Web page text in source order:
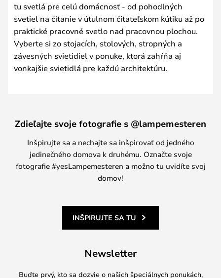
tu svetlá pre celú domácnosť - od pohodlných
svetiel na čítanie v útulnom čitateľskom kútiku až po
praktické pracovné svetlo nad pracovnou plochou.
Vyberte si zo stojacích, stolových, stropných a
závesných svietidiel v ponuke, ktorá zahŕňa aj
vonkajšie svietidlá pre každú architektúru.
Zdieľajte svoje fotografie s @lampemesteren
Inšpirujte sa a nechajte sa inšpirovať od jedného
jedinečného domova k druhému. Označte svoje
fotografie #yesLampemesteren a možno tu uvidíte svoj
domov!
INŠPIRUJTE SA TU
Newsletter
Buďte prvý, kto sa dozvie o našich špeciálnych ponukách,